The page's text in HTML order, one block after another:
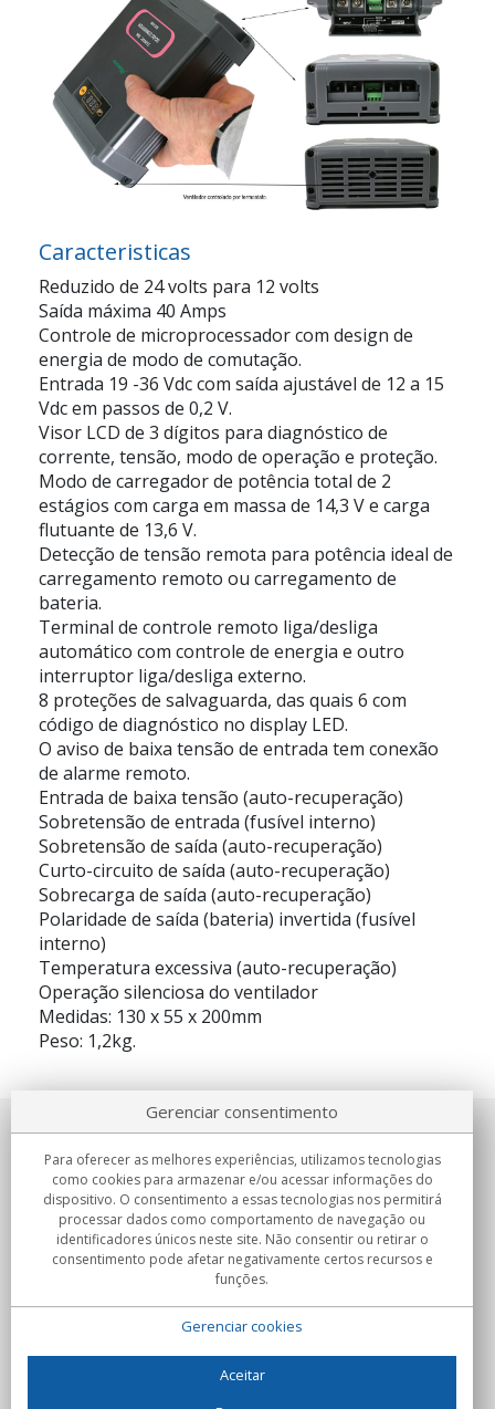
Caracteristicas
Reduzido de 24 volts para 12 volts
Saída máxima 40 Amps
Controle de microprocessador com design de
energia de modo de comutação.
Entrada 19 -36 Vdc com saída ajustável de 12 a 15
Vdc em passos de 0,2 V.
Visor LCD de 3 dígitos para diagnóstico de
corrente, tensão, modo de operação e proteção.
Modo de carregador de potência total de 2
estágios com carga em massa de 14,3 V e carga
flutuante de 13,6 V.
Detecção de tensão remota para potência ideal de
carregamento remoto ou carregamento de
bateria.
Terminal de controle remoto liga/desliga
automático com controle de energia e outro
interruptor liga/desliga externo.
8 proteções de salvaguarda, das quais 6 com
código de diagnóstico no display LED.
O aviso de baixa tensão de entrada tem conexão
de alarme remoto.
Entrada de baixa tensão (auto-recuperação)
Sobretensão de entrada (fusível interno)
Sobretensão de saída (auto-recuperação)
Curto-circuito de saída (auto-recuperação)
Sobrecarga de saída (auto-recuperação)
Polaridade de saída (bateria) invertida (fusível
interno)
Temperatura excessiva (auto-recuperação)
Operação silenciosa do ventilador
Medidas: 130 x 55 x 200mm
Peso: 1,2kg.
Sobre nosotros
Compromissos
Compras
Gerenciar consentimento
Para oferecer as melhores experiências, utilizamos tecnologias
como cookies para armazenar e/ou acessar informações do
dispositivo. O consentimento a essas tecnologias nos permitirá
processar dados como comportamento de navegação ou
identificadores únicos neste site. Não consentir ou retirar o
consentimento pode afetar negativamente certos recursos e
funções.
Gerenciar cookies
Aceitar